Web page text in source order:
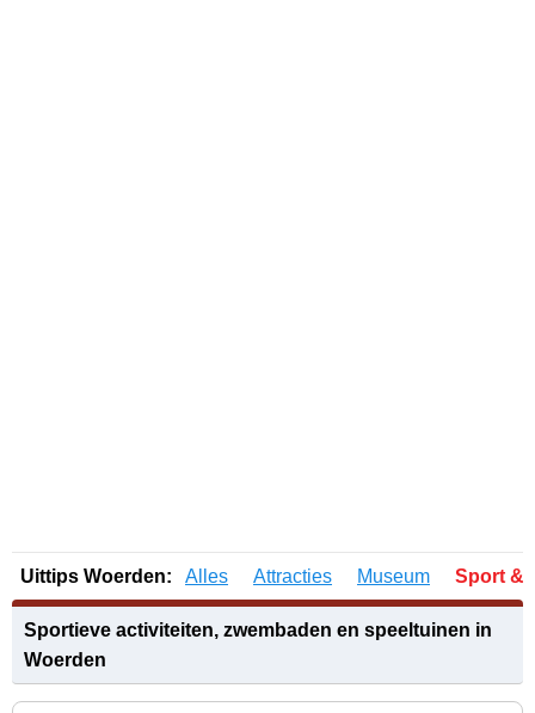
Uittips Woerden: Alles Attracties Museum Sport &
Sportieve activiteiten, zwembaden en speeltuinen in
Woerden